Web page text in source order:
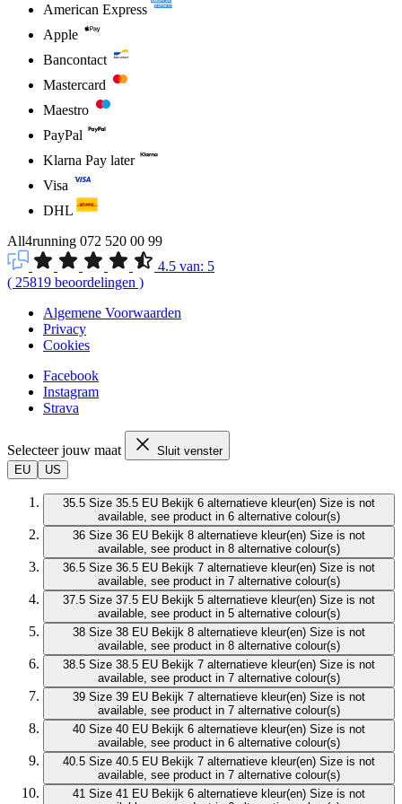
American Express
Apple
Bancontact
Mastercard
Maestro
PayPal
Klarna Pay later
Visa
DHL
All4running 072 520 00 99
4.5 van: 5
( 25819 beoordelingen )
Algemene Voorwaarden
Privacy
Cookies
Facebook
Instagram
Strava
Selecteer jouw maat
Sluit venster
EU
US
35.5 Size 35.5 EU Bekijk 6 alternatieve kleur(en) Size is not
available, see product in 6 alternative colour(s)
36 Size 36 EU Bekijk 8 alternatieve kleur(en) Size is not
available, see product in 8 alternative colour(s)
36.5 Size 36.5 EU Bekijk 7 alternatieve kleur(en) Size is not
available, see product in 7 alternative colour(s)
37.5 Size 37.5 EU Bekijk 5 alternatieve kleur(en) Size is not
available, see product in 5 alternative colour(s)
38 Size 38 EU Bekijk 8 alternatieve kleur(en) Size is not
available, see product in 8 alternative colour(s)
38.5 Size 38.5 EU Bekijk 7 alternatieve kleur(en) Size is not
available, see product in 7 alternative colour(s)
39 Size 39 EU Bekijk 7 alternatieve kleur(en) Size is not
available, see product in 7 alternative colour(s)
40 Size 40 EU Bekijk 6 alternatieve kleur(en) Size is not
available, see product in 6 alternative colour(s)
40.5 Size 40.5 EU Bekijk 7 alternatieve kleur(en) Size is not
available, see product in 7 alternative colour(s)
41 Size 41 EU Bekijk 6 alternatieve kleur(en) Size is not